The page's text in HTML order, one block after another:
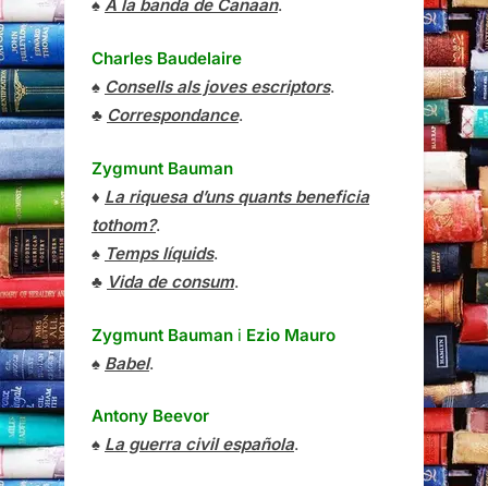
♠ A la banda de Canaan.
Charles Baudelaire
♠ Consells als joves escriptors.
♣ Correspondance.
Zygmunt Bauman
♦ La riquesa d’uns quants beneficia
tothom?.
♠ Temps líquids.
♣ Vida de consum.
Zygmunt Bauman i Ezio Mauro
♠ Babel.
Antony Beevor
♠ La guerra civil española.